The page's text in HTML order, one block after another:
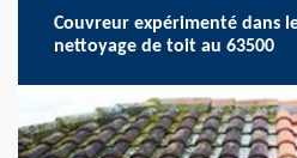
Couvreur expérimenté dans
nettoyage de toit au 63500